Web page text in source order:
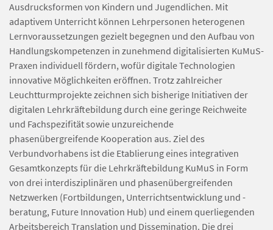
Ausdrucksformen von Kindern und Jugendlichen. Mit
adaptivem Unterricht können Lehrpersonen heterogenen
Lernvoraussetzungen gezielt begegnen und den Aufbau von
Handlungskompetenzen in zunehmend digitalisierten KuMuS-
Praxen individuell fördern, wofür digitale Technologien
innovative Möglichkeiten eröffnen. Trotz zahlreicher
Leuchtturmprojekte zeichnen sich bisherige Initiativen der
digitalen Lehrkräftebildung durch eine geringe Reichweite
und Fachspezifität sowie unzureichende
phasenübergreifende Kooperation aus. Ziel des
Verbundvorhabens ist die Etablierung eines integrativen
Gesamtkonzepts für die Lehrkräftebildung KuMuS in Form
von drei interdisziplinären und phasenübergreifenden
Netzwerken (Fortbildungen, Unterrichtsentwicklung und -
beratung, Future Innovation Hub) und einem querliegenden
Arbeitsbereich Translation und Dissemination. Die drei